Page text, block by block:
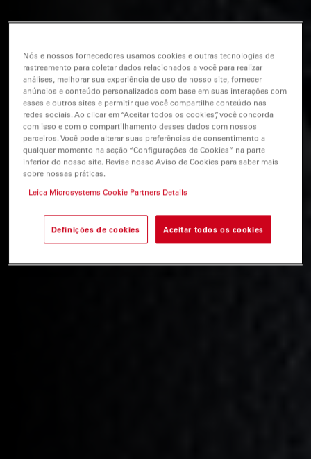
Nós e nossos fornecedores usamos cookies e outras tecnologias de
rastreamento para coletar dados relacionados a você para realizar
análises, melhorar sua experiência de uso de nosso site, fornecer
anúncios e conteúdo personalizados com base em suas interações com
esses e outros sites e permitir que você compartilhe conteúdo nas
redes sociais. Ao clicar em “Aceitar todos os cookies”, você concorda
com isso e com o compartilhamento desses dados com nossos
parceiros. Você pode alterar suas preferências de consentimento a
qualquer momento na seção “Configurações de Cookies” na parte
inferior do nosso site. Revise nosso Aviso de Cookies para saber mais
sobre nossas práticas.
Leica Microsystems Cookie Partners Details
Definições de cookies Aceitar todos os cookies